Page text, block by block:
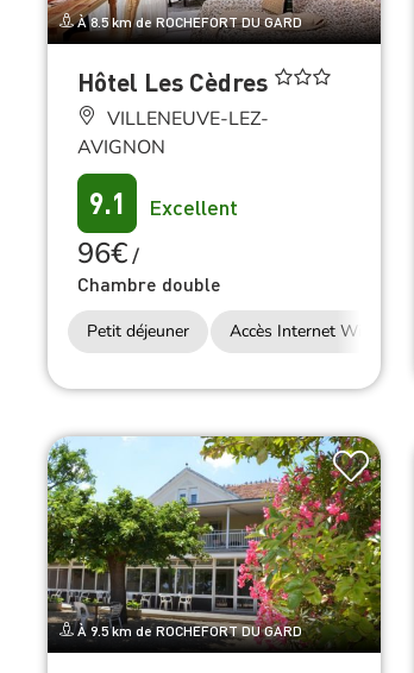
À 8.5 km de ROCHEFORT DU GARD
Hôtel Les Cèdres
VILLENEUVE-LEZ-
AVIGNON
9.1 Excellent
96€/
Chambre double
Petit déjeuner Accès Internet Wifi
À 9.5 km de ROCHEFORT DU GARD